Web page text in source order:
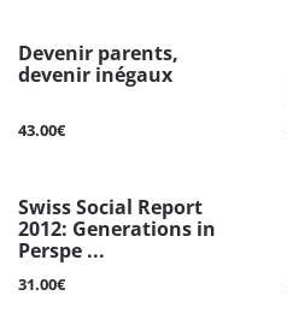
Devenir parents,
devenir inégaux
43.00€
Swiss Social Report
2012: Generations in
Perspe ...
31.00€